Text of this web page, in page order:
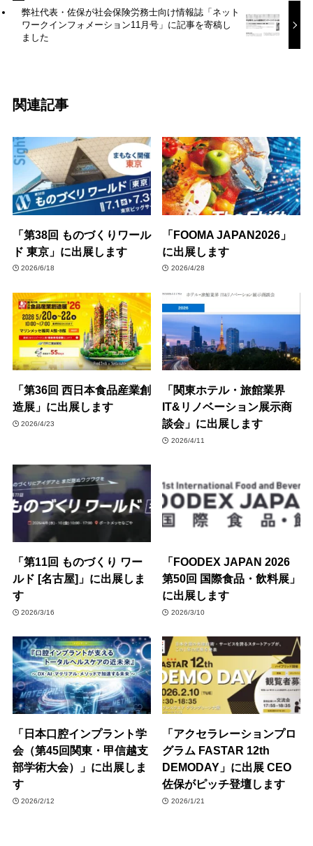
弊社代表・佐保が社会保険労務士向け情報誌「ネット
ワークインフォメーション11月号」に記事を寄稿し
ました
関連記事
「第38回 ものづくりワール
ド 東京」に出展します
2026/6/18
「FOOMA JAPAN2026」
に出展します
2026/4/28
「第36回 西日本食品産業創
造展」に出展します
2026/4/23
「関東ホテル・旅館業界
IT&リノベーション展⽰商
談会」に出展します
2026/4/11
「第11回 ものづくり ワー
ルド [名古屋]」に出展しま
す
2026/3/16
「FOODEX JAPAN 2026
第50回 国際食品・飲料展」
に出展します
2026/3/10
「日本口腔インプラント学
会（第45回関東・甲信越支
部学術大会）」に出展しま
す
2026/2/12
「アクセラレーションプロ
グラム FASTAR 12th
DEMODAY」に出展 CEO
佐保がピッチ登壇します
2026/1/21